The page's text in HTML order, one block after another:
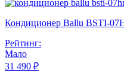
Кондиционер Ballu BSTI-
Рейтинг:
Мало
31 490 ₽